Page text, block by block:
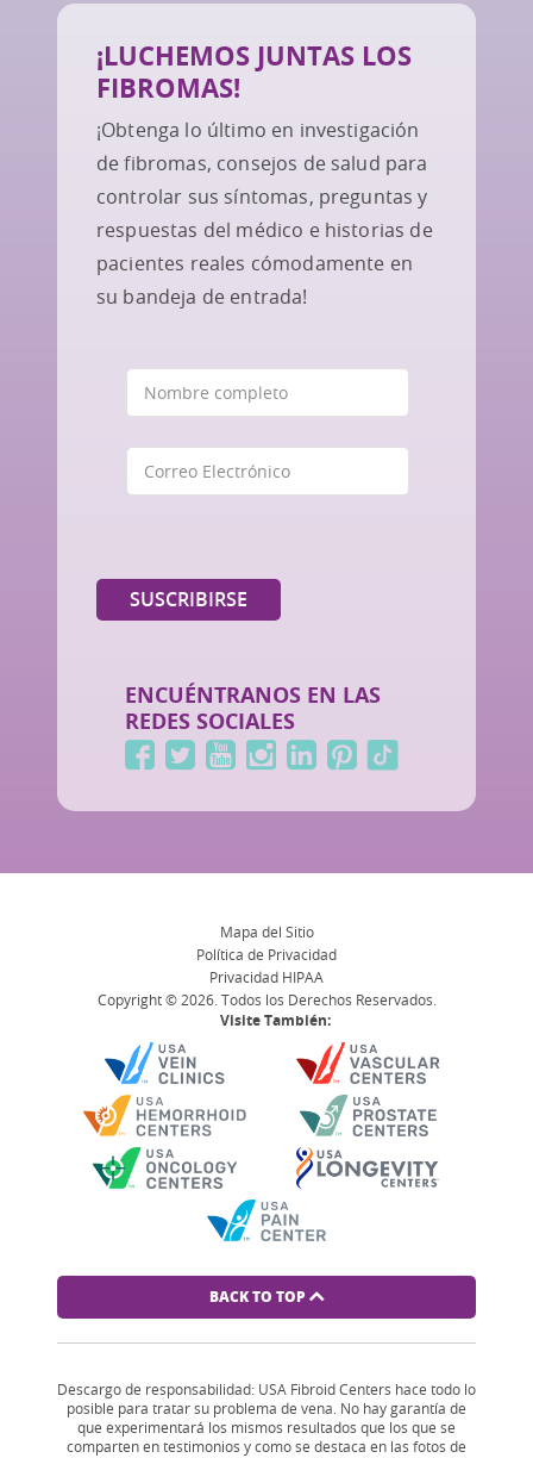
¡LUCHEMOS JUNTAS LOS
FIBROMAS!
¡Obtenga lo último en investigación
de fibromas, consejos de salud para
controlar sus síntomas, preguntas y
respuestas del médico e historias de
pacientes reales cómodamente en
su bandeja de entrada!
ENCUÉNTRANOS EN LAS
REDES SOCIALES
Mapa del Sitio
Política de Privacidad
Privacidad HIPAA
Copyright © 2026. Todos los Derechos Reservados.
Visite También:
BACK TO TOP
Descargo de responsabilidad: USA Fibroid Centers hace todo lo
posible para tratar su problema de vena. No hay garantía de
que experimentará los mismos resultados que los que se
comparten en testimonios y como se destaca en las fotos de